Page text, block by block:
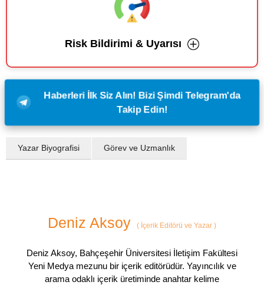
Risk Bildirimi & Uyarısı
Haberleri İlk Siz Alın! Bizi Şimdi Telegram'da
Takip Edin!
Yazar Biyografisi Görev ve Uzmanlık
Deniz Aksoy ( İçerik Editörü ve Yazar )
Deniz Aksoy, Bahçeşehir Üniversitesi İletişim Fakültesi
Yeni Medya mezunu bir içerik editörüdür. Yayıncılık ve
arama odaklı içerik üretiminde anahtar kelime